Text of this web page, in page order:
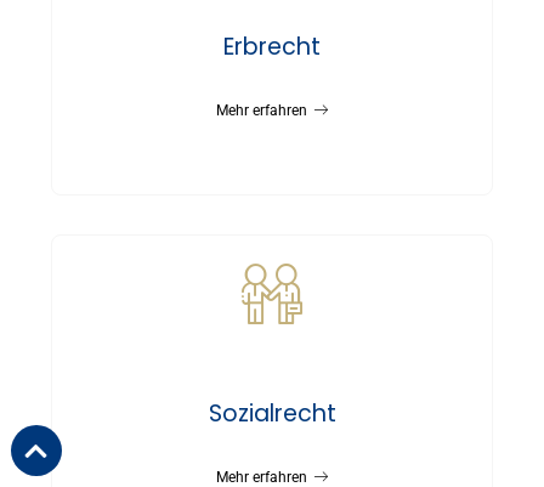
Erbrecht
Mehr erfahren
Sozialrecht
Mehr erfahren